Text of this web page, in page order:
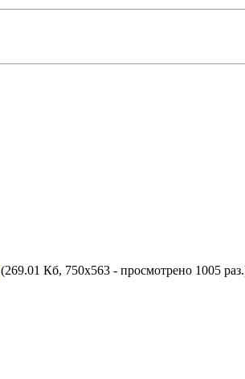
(269.01 Кб, 750x563 - просмотрено 1005